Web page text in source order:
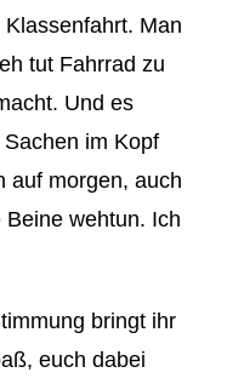
Klassenfahrt. Man
tutFahrrad zu
Und es
im Kopf
auf morgen, auch
Beine wehtun. Ich
bringt ihr
euch dabei